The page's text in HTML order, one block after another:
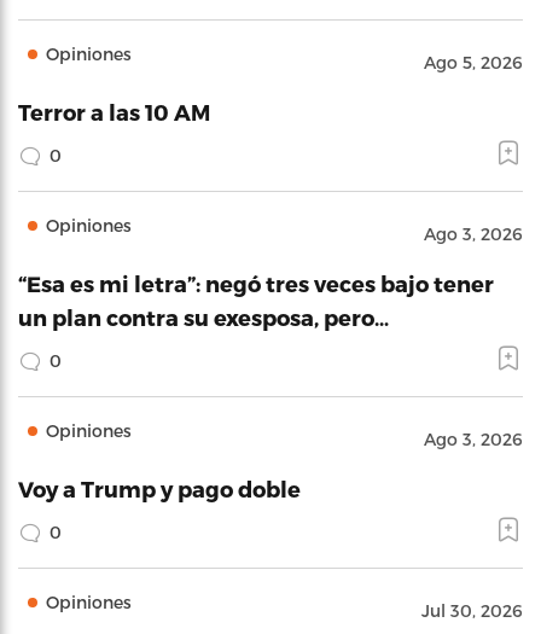
Opiniones Ago 5, 2026
Terror a las 10 AM
0
Opiniones Ago 3, 2026
“Esa es mi letra”: negó tres veces bajo tener
un plan contra su exesposa, pero…
0
Opiniones Ago 3, 2026
Voy a Trump y pago doble
0
Opiniones Jul 30, 2026